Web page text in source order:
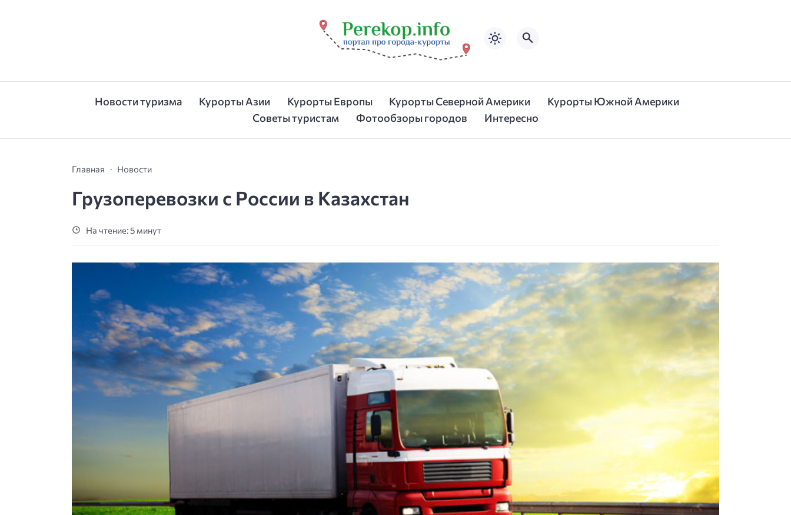
Новости туризма Курорты Азии Курорты Европы Курорты Северной Америки
Курорты Южной Америки
Советы туристам
Фотообзоры городов Интересно
Главная Новости
Грузоперевозки с России в Казахстан
На чтение: 5 минут